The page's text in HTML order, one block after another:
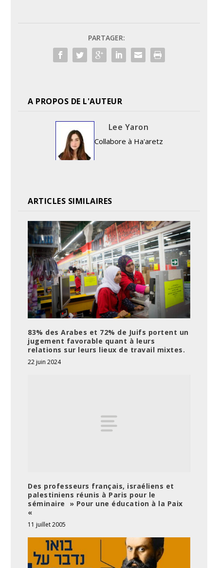
PARTAGER:
A PROPOS DE L'AUTEUR
Lee Yaron
Collabore à Ha'aretz
ARTICLES SIMILAIRES
83% des Arabes et 72% de Juifs portent un
jugement favorable quant à leurs
relations sur leurs lieux de travail mixtes.
22 juin 2024
Des professeurs français, israéliens et
palestiniens réunis à Paris pour le
séminaire » Pour une éducation à la Paix
«
11 juillet 2005